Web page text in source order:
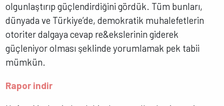
olgunlaştırıp güçlendirdiğini gördük. Tüm bunları,
dünyada ve Türkiye’de, demokratik muhalefetlerin
otoriter dalgaya cevap re&ekslerinin giderek
güçleniyor olması şeklinde yorumlamak pek tabii
mümkün.
Rapor indir